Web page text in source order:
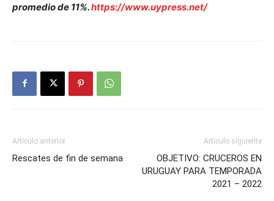
promedio de 11%.https://www.uypress.net/
Artículo anterior
Rescates de fin de semana
Artículo siguiente
OBJETIVO: CRUCEROS EN
URUGUAY PARA TEMPORADA
2021 – 2022